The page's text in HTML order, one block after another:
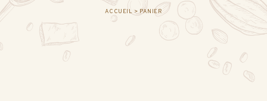
ACCUEIL > PANIER